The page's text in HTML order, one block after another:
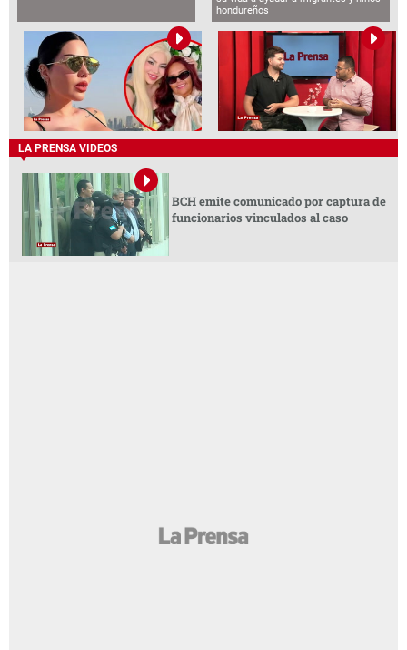
hondureños
LA PRENSA VIDEOS
BCH emite comunicado por captura de
funcionarios vinculados al caso